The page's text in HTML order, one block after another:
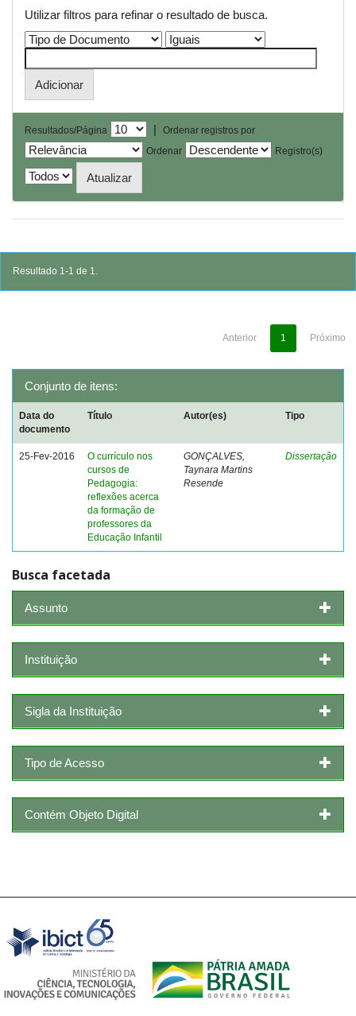
Utilizar filtros para refinar o resultado de busca.
Resultados/Página |
Ordenar registros por
Ordenar
Registro(s)
Resultado 1-1 de 1.
Anterior 1 Próximo
Conjunto de itens:
Data do
documento
Título Autor(es) Tipo
25-Fev-2016
O currículo nos
cursos de
Pedagogia:
reflexões acerca
da formação de
professores da
Educação Infantil
GONÇALVES,
Taynara Martins
Resende
Dissertação
Busca facetada
Assunto
Instituição
Sigla da Instituição
Tipo de Acesso
Contém Objeto Digital